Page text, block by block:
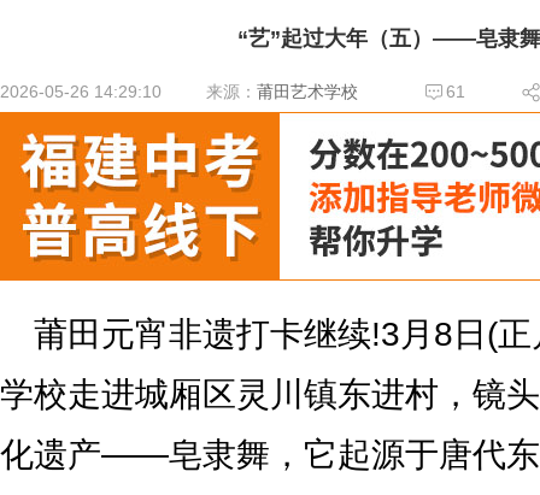
“艺”起过大年（五）——皂隶
2026-05-26 14:29:10 来源： 莆田艺术学校 61
莆田元宵非遗打卡继续!3月8日(
学校走进城厢区灵川镇东进村，镜
化遗产——皂隶舞，它起源于唐代